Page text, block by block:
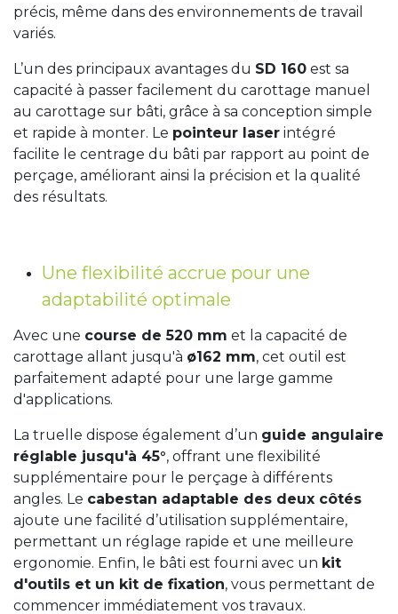
précis, même dans des environnements de travail
variés.
L’un des principaux avantages du SD 160 est sa
capacité à passer facilement du carottage manuel
au carottage sur bâti, grâce à sa conception simple
et rapide à monter. Le pointeur laser intégré
facilite le centrage du bâti par rapport au point de
perçage, améliorant ainsi la précision et la qualité
des résultats.
Une flexibilité accrue pour une
adaptabilité optimale
Avec une course de 520 mm et la capacité de
carottage allant jusqu'à ø162 mm, cet outil est
parfaitement adapté pour une large gamme
d'applications.
La truelle dispose également d’un guide angulaire
réglable jusqu'à 45°, offrant une flexibilité
supplémentaire pour le perçage à différents
angles. Le cabestan adaptable des deux côtés
ajoute une facilité d’utilisation supplémentaire,
permettant un réglage rapide et une meilleure
ergonomie. Enfin, le bâti est fourni avec un kit
d'outils et un kit de fixation, vous permettant de
commencer immédiatement vos travaux.